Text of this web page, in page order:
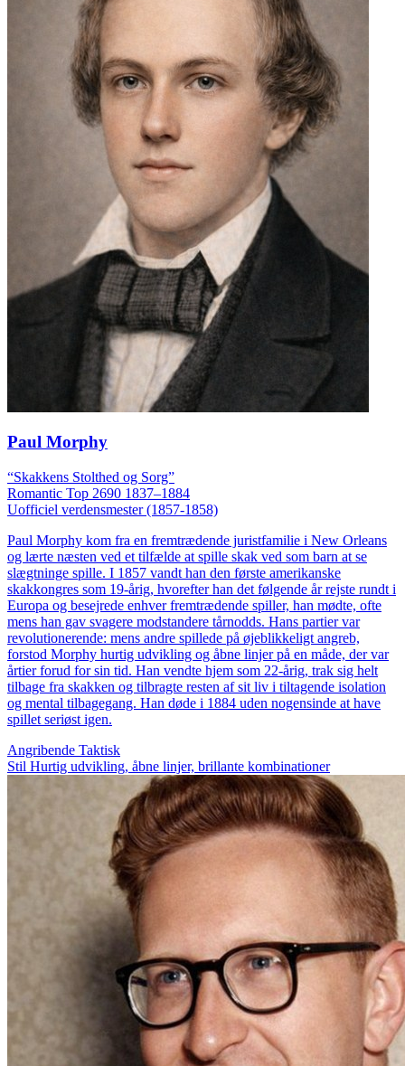
Paul Morphy
“Skakkens Stolthed og Sorg”
Romantic Top 2690 1837–1884
Uofficiel verdensmester (1857-1858)
Paul Morphy kom fra en fremtrædende juristfamilie i New Orleans
og lærte næsten ved et tilfælde at spille skak ved som barn at se
slægtninge spille. I 1857 vandt han den første amerikanske
skakkongres som 19-årig, hvorefter han det følgende år rejste rundt i
Europa og besejrede enhver fremtrædende spiller, han mødte, ofte
mens han gav svagere modstandere tårnodds. Hans partier var
revolutionerende: mens andre spillede på øjeblikkeligt angreb,
forstod Morphy hurtig udvikling og åbne linjer på en måde, der var
årtier forud for sin tid. Han vendte hjem som 22-årig, trak sig helt
tilbage fra skakken og tilbragte resten af sit liv i tiltagende isolation
og mental tilbagegang. Han døde i 1884 uden nogensinde at have
spillet seriøst igen.
Angribende Taktisk
Stil Hurtig udvikling, åbne linjer, brillante kombinationer